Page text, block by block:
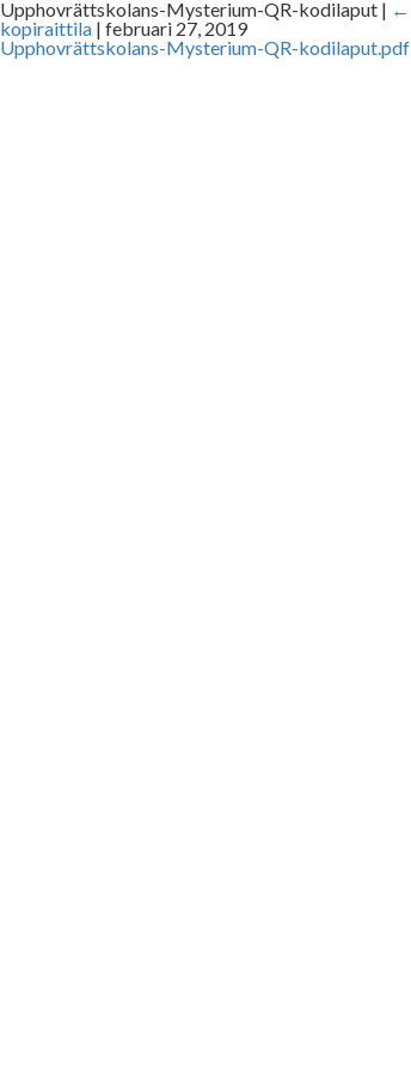
Upphovrättskolans-Mysterium-QR-kodilaput | ←
kopiraittila | februari 27, 2019
Upphovrättskolans-Mysterium-QR-kodilaput.pdf